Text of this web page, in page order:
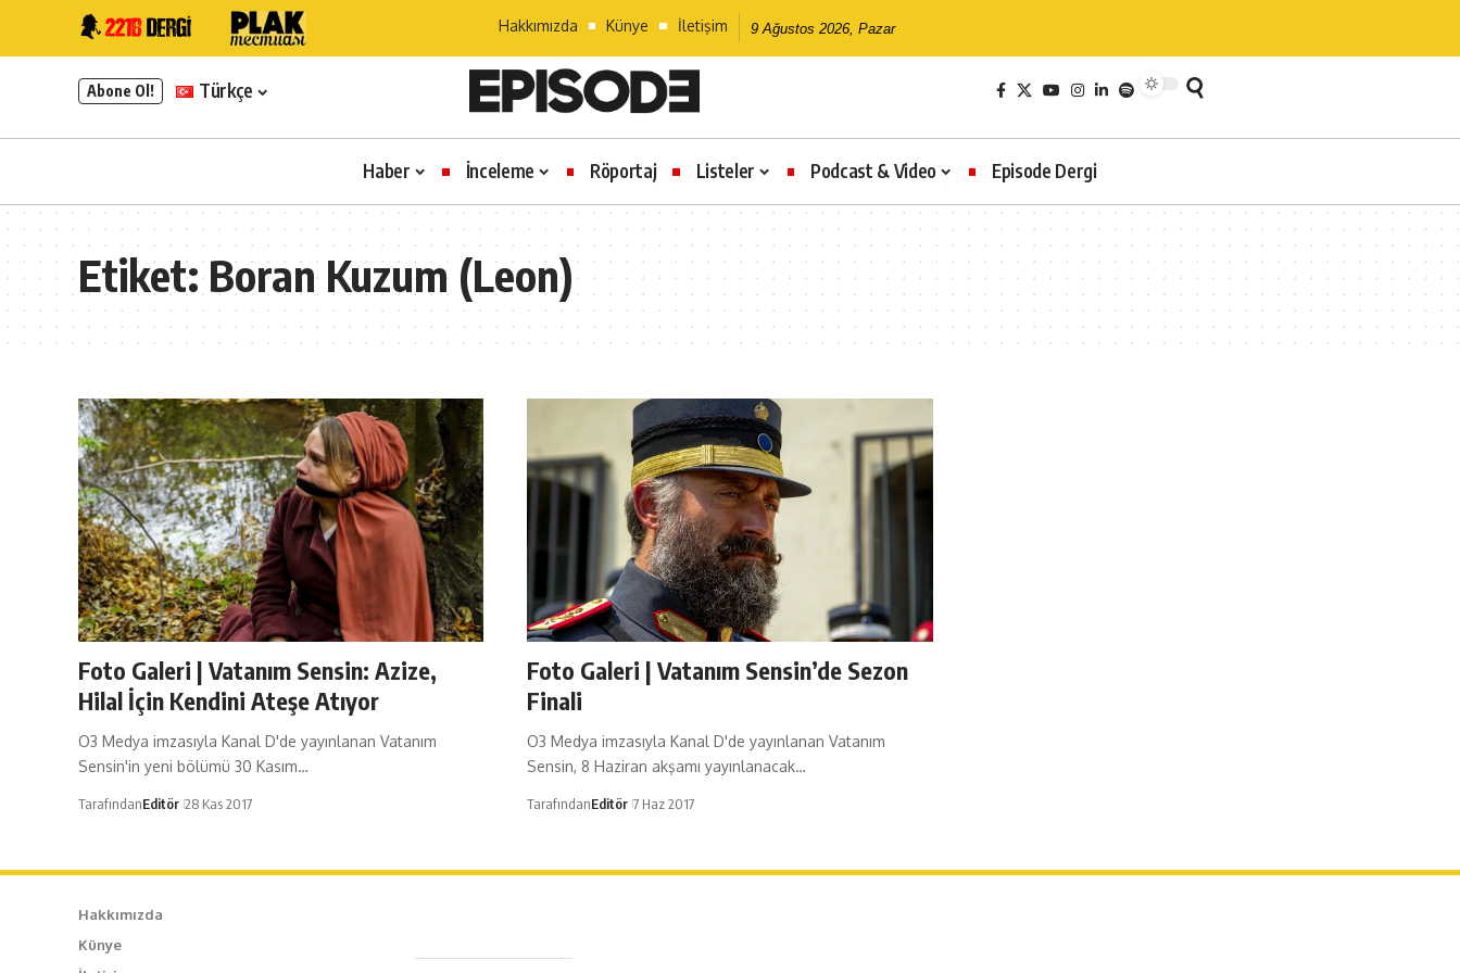
Hakkımızda Künye İletişim 9 Ağustos 2026, Pazar
Abone Ol! Türkçe
Haber İnceleme Röportaj Listeler Podcast & Video Episode Dergi
Etiket:Boran Kuzum (Leon)
Foto Galeri | Vatanım Sensin: Azize,
Hilal İçin Kendini Ateşe Atıyor
O3 Medya imzasıyla Kanal D'de yayınlanan Vatanım
Sensin'in yeni bölümü 30 Kasım…
TarafındanEditör 28 Kas 2017
Foto Galeri | Vatanım Sensin’de Sezon
Finali
O3 Medya imzasıyla Kanal D'de yayınlanan Vatanım
Sensin, 8 Haziran akşamı yayınlanacak…
TarafındanEditör 7 Haz 2017
Hakkımızda
Künye
Caferağa Mah. Dr. Şakir Paşa Sok. No3/A Kadıköy İstanbul